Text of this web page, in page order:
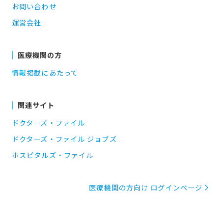
お問い合わせ
運営会社
医療機関の方
情報掲載にあたって
関連サイト
ドクターズ・ファイル
ドクターズ・ファイル ジョブズ
ホスピタルズ・ファイル
医療機関の方向け ログインページ